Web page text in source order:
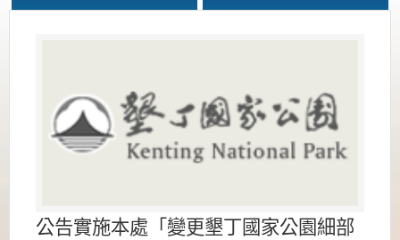
公告實施本處「變更墾丁國家公園細部